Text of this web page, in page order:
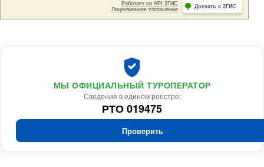
МЫ ОФИЦИАЛЬНЫЙ ТУРОПЕРАТОР
Сведения в едином реестре:
РТО 019475
Проверить